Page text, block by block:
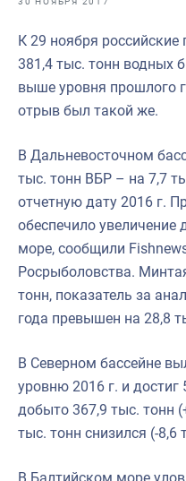
Выставки и
Научно-практическая
Рыбоохрана России
Инфографика
Укрепление духовно-
К 29 ноября
381,4 тыс. тонн водных
выше уровня прошлого
отрыв был такой же.
В Дальневосточном
тыс. тонн ВБР – на 7,7
отчетную дату 2016 г.
обеспечило увеличение
море, сообщили
Росрыболовства.
тонн, показатель за
года превышен на 28,8
В Северном бассейне
уровню 2016 г. и достиг
добыто 367,9 тыс. тонн
тыс. тонн снизился (-8,6